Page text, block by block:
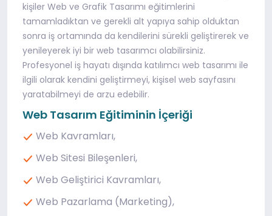
kişiler Web ve Grafik Tasarımı eğitimlerini
tamamladıktan ve gerekli alt yapıya sahip olduktan
sonra iş ortamında da kendilerini sürekli geliştirerek ve
yenileyerek iyi bir web tasarımcı olabilirsiniz.
Profesyonel iş hayatı dışında katılımcı web tasarımı ile
ilgili olarak kendini geliştirmeyi, kişisel web sayfasını
yaratabilmeyi de arzu edebilir.
Web Tasarım Eğitiminin İçeriği
Web Kavramları,
Web Sitesi Bileşenleri,
Web Geliştirici Kavramları,
Web Pazarlama (Marketing),